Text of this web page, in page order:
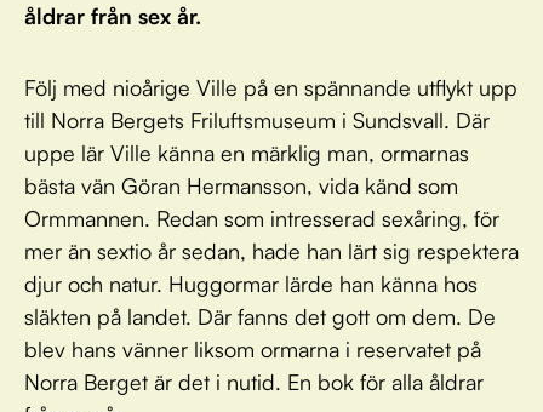
åldrar från sex år.
Följ med nioårige Ville på en spännande utflykt upp
till Norra Bergets Friluftsmuseum i Sundsvall. Där
uppe lär Ville känna en märklig man, ormarnas
bästa vän Göran Hermansson, vida känd som
Ormmannen. Redan som intresserad sexåring, för
mer än sextio år sedan, hade han lärt sig respektera
djur och natur. Huggormar lärde han känna hos
släkten på landet. Där fanns det gott om dem. De
blev hans vänner liksom ormarna i reservatet på
Norra Berget är det i nutid. En bok för alla åldrar